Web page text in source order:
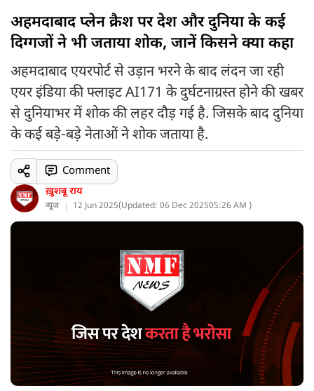
अहमदाबाद प्लेन क्रैश पर देश और दुनिया के कई
दिग्गजों ने भी जताया शोक, जानें किसने क्या कहा
अहमदाबाद एयरपोर्ट से उड़ान भरने के बाद लंदन जा रही
एयर इंडिया की फ्लाइट AI171 के दुर्घटनाग्रस्त होने की खबर
से दुनियाभर में शोक की लहर दौड़ गई है. जिसके बाद दुनिया
के कई बड़े-बड़े नेताओं ने शोक जताया है.
ख़ुशबू राय
न्यूज 12 Jun 2025(Updated: 06 Dec 202505:26 AM )
Comment